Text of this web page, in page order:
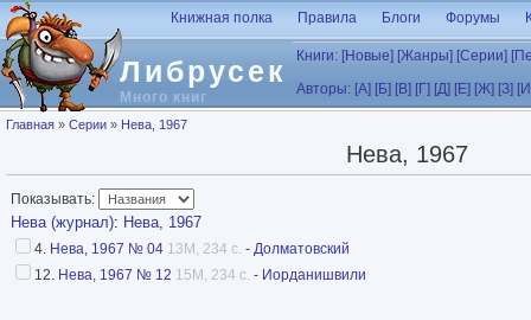
Перейти к основному содержанию
Либрусек
Много книг
Книжная полка Правила Блоги Форумы
Книги: [Новые] [Жанры] [Серии]
Авторы: [А] [Б] [В] [Г] [Д] [Е] [Ж] [З]
Вы здесь
Главная » Серии » Нева, 1967
Нева, 1967
Показывать:
Нева (журнал): Нева, 1967
4. Нева, 1967 № 04 13M, 234 с. - Долматовский
12. Нева, 1967 № 12 15M, 234 с. - Иорданишвили